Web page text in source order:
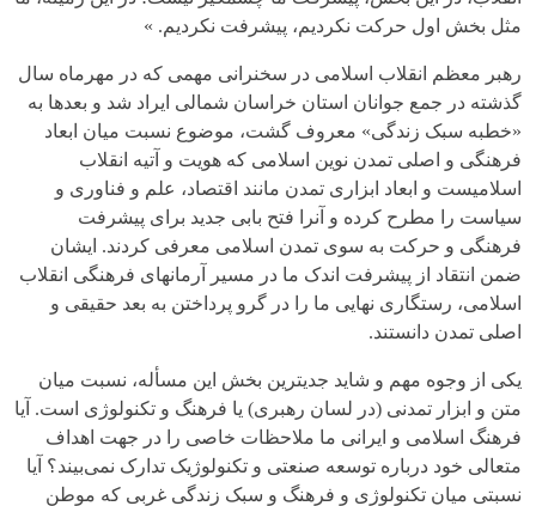
مثل بخش اول حرکت نکردیم، پیشرفت نکردیم. »
رهبر معظم انقلاب اسلامی در سخنرانی مهمی که در مهرماه سال
گذشته در جمع جوانان استان خراسان شمالی ایراد شد و بعدها به
«خطبه سبک زندگی» معروف گشت، موضوع نسبت میان ابعاد
فرهنگی و اصلی تمدن نوین اسلامی که هویت و آتیه انقلاب
اسلامیست و ابعاد ابزاری تمدن مانند اقتصاد، علم و فناوری و
سیاست را مطرح کرده و آنرا فتح بابی جدید برای پیشرفت
فرهنگی و حرکت به سوی تمدن اسلامی معرفی کردند. ایشان
ضمن انتقاد از پیشرفت اندک ما در مسیر آرمانهای فرهنگی انقلاب
اسلامی، رستگاری نهایی ما را در گرو پرداختن به بعد حقیقی و
اصلی تمدن دانستند.
یکی از وجوه مهم و شاید جدیترین بخش این مسأله، نسبت میان
متن و ابزار تمدنی (در لسان رهبری) یا فرهنگ و تکنولوژی است. آیا
فرهنگ اسلامی و ایرانی ما ملاحظات خاصی را در جهت اهداف
متعالی خود درباره توسعه صنعتی و تکنولوژیک تدارک نمی‌بیند؟ آیا
نسبتی میان تکنولوژی و فرهنگ و سبک زندگی غربی که موطن